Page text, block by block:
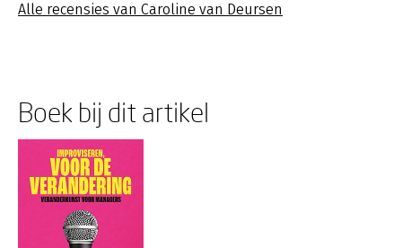
Alle recensies van Caroline van Deursen
Boek bij dit artikel